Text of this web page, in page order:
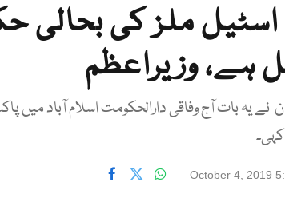
ملز کی بحالی
ہے، وزیراعظم
نے یہ بات آج وفاقی دارالحکومت اسلام آباد
October 4, 2019